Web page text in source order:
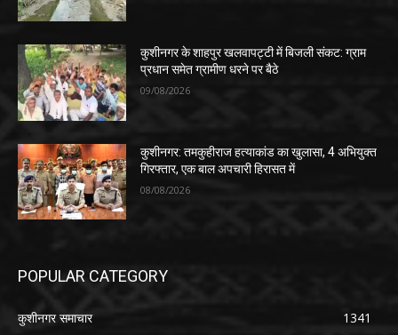
कुशीनगर के शाहपुर खलवापट्टी में बिजली संकट: ग्राम
प्रधान समेत ग्रामीण धरने पर बैठे
09/08/2026
कुशीनगर: तमकुहीराज हत्याकांड का खुलासा, 4 अभियुक्त
गिरफ्तार, एक बाल अपचारी हिरासत में
08/08/2026
POPULAR CATEGORY
कुशीनगर समाचार
1341